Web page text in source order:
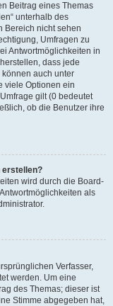
Beitrag eines Themas
unterhalb des
Bereich nicht sehen
Umfragen zu
Antwortmöglichkeiten in
dass jede
auch unter
viele Optionen ein
gilt (0 bedeutet
ob die Benutzer ihre
erstellen?
wird durch die Board-
als
Verfasser,
werden. Um eine
des Themas; dieser ist
Stimme abgegeben hat,